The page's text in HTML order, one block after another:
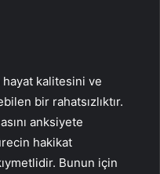
kalitesini ve
bir rahatsızlıktır.
anksiyete
hakikat
Bunun için